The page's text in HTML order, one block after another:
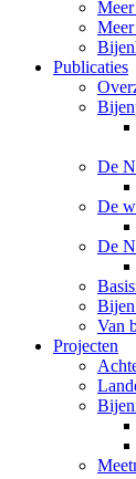
Meer
Publicaties
De
De
De
Van
Projecten